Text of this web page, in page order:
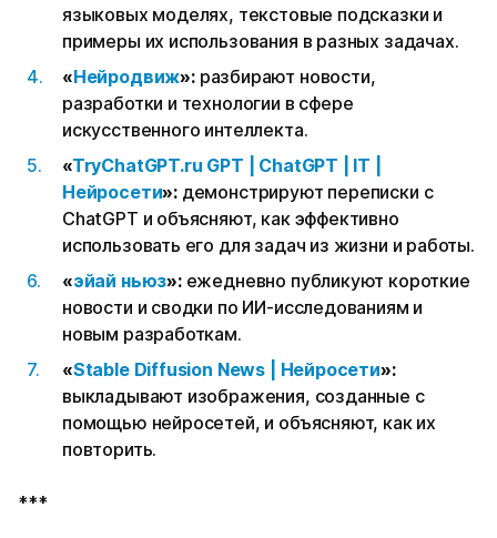
языковых моделях, текстовые подсказки и
примеры их использования в разных задачах.
«Нейродвиж»: разбирают новости,
разработки и технологии в сфере
искусственного интеллекта.
«TryChatGPT.ru GPT | ChatGPT | IT |
Нейросети»: демонстрируют переписки с
ChatGPT и объясняют, как эффективно
использовать его для задач из жизни и работы.
«эйай ньюз»:ежедневно публикуют короткие
новости и сводки по ИИ-исследованиям и
новым разработкам.
«Stable Diffusion News | Нейросети»:
выкладывают изображения, созданные с
помощью нейросетей, и объясняют, как их
повторить.
***